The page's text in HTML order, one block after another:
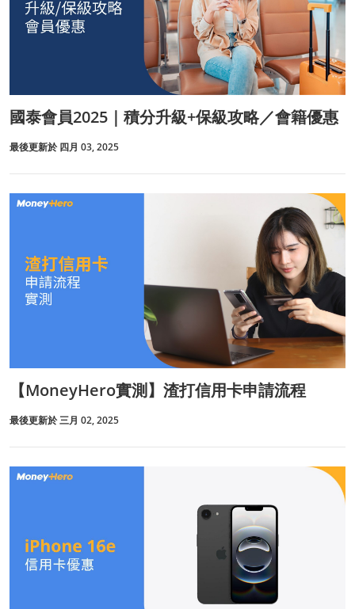
國泰會員2025｜積分升級+保級攻略／會籍優惠
最後更新於 四月 03, 2025
【MoneyHero實測】渣打信用卡申請流程
最後更新於 三月 02, 2025